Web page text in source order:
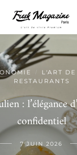
/ L'ART
RESTAURANTS
: l’élégance
confidentiel
7 JUIN 2026